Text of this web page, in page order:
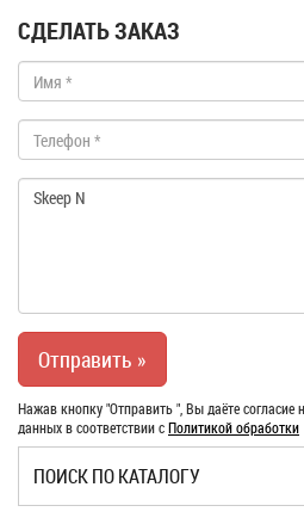
СДЕЛАТЬ ЗАКАЗ
Нажав кнопку "Отправить ", Вы даёте согласие
данных в соответствии сПолитикой обработки